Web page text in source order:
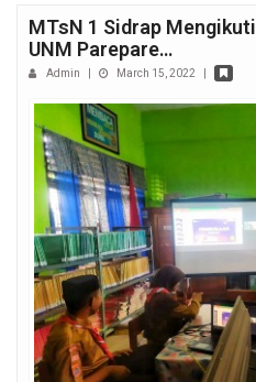
MTsN 1 Sidrap
UNM Parepare…
Admin March 15, 2022